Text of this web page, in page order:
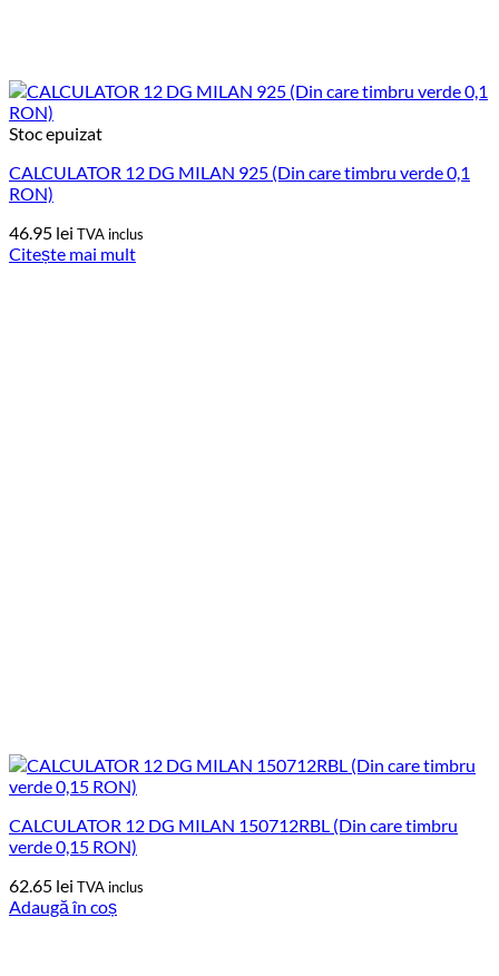
Stoc epuizat
CALCULATOR 12 DG MILAN 925 (Din care timbru verde 0,1
RON)
46.95 lei TVA inclus
Citește mai mult
CALCULATOR 12 DG MILAN 150712RBL (Din care timbru
verde 0,15 RON)
62.65 lei TVA inclus
Adaugă în coș